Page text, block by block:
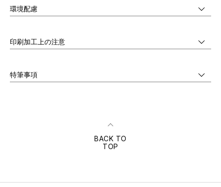
環境配慮
印刷加工上の注意
特筆事項
BACK TO
TOP